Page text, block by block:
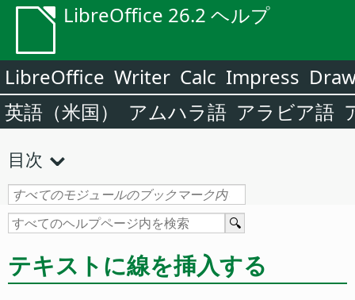
LibreOffice 26.2 ヘルプ
LibreOffice Writer Calc Impress
英語（米国）
アムハラ語 アラビア語
目次
テキストに線を挿入する